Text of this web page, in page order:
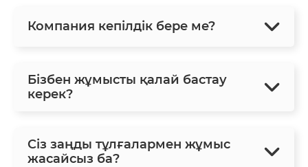
Компания кепілдік бере ме?
Бізбен жұмысты қалай бастау
керек?
Сіз заңды тұлғалармен жұмыс
жасайсыз ба?